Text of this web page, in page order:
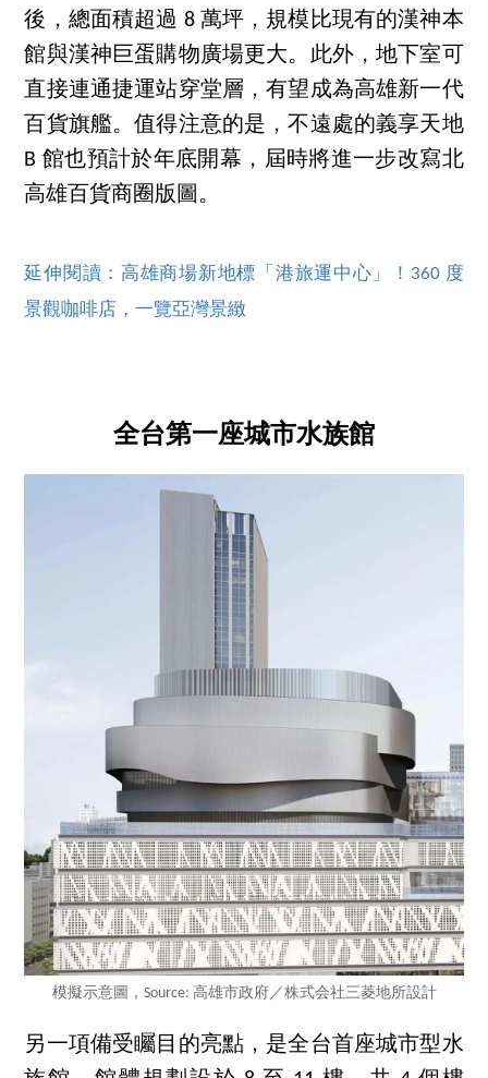
後，總面積超過 8 萬坪，規模比現有的漢神本
館與漢神巨蛋購物廣場更大。此外，地下室可
直接連通捷運站穿堂層，有望成為高雄新一代
百貨旗艦。值得注意的是，不遠處的義享天地
B 館也預計於年底開幕，屆時將進一步改寫北
高雄百貨商圈版圖。
延伸閱讀：高雄商場新地標「港旅運中心」！360 度
景觀咖啡店，一覽亞灣景緻
全台第一座城市水族館
模擬示意圖，Source: 高雄市政府／株式会社三菱地所設計
另一項備受矚目的亮點，是全台首座城市型水